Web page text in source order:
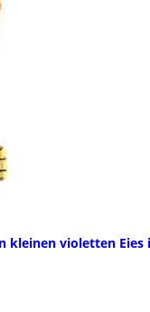
kleinen violetten Eies